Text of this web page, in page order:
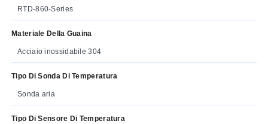
RTD-860-Series
Materiale Della Guaina
Acciaio inossidabile 304
Tipo Di Sonda Di Temperatura
Sonda aria
Tipo Di Sensore Di Temperatura